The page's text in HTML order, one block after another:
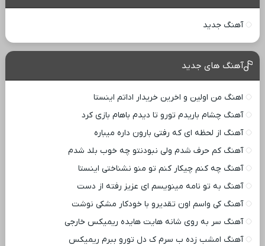
آهنگ جدید
آهنگ های جدید
اهنگ من اولین و اخرین خریدار اداتم اینستا
آهنگ چشام باریدم تورو تا دیدم باهام بازی کرد
آهنگ از لحظه ای که رفتی بارون داره میباره
آهنگ کم حرف شدم ولی نبودنتو چه خوب بلد شدم
آهنگ چه کنم چیکار کنم تو منو نشناختی اینستا
آهنگ به تو نامه مینویسم ای عزیز رفته از دست
آهنگ کی واسم اون تقدیرو با خودکار مشکی نوشت
آهنگ سر به روی شانه هایت هایده ریمیکس خارجی
آهنگ امشب زده ب سرم ک دل تورو ببرم ریمیکس